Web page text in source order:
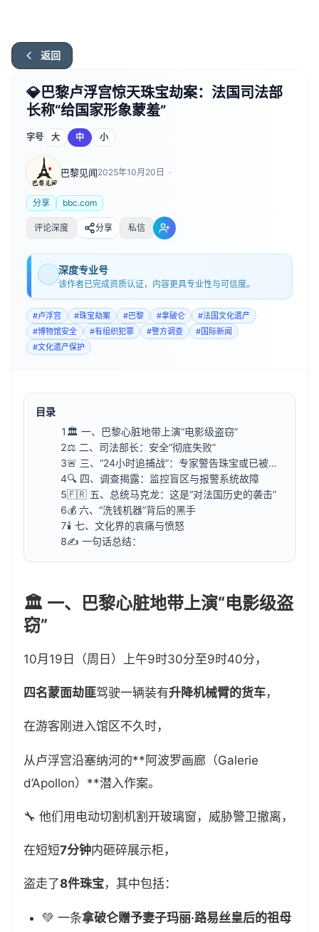
返回
💎巴黎卢浮宫惊天珠宝劫案：法国司法部
长称“给国家形象蒙羞”
字号 大 中 小
巴黎见闻2025年10月20日 ·
分享 bbc.com
评论深度 分享 私信
深度专业号
该作者已完成资质认证，内容更具专业性与可信度。
#卢浮宫 #珠宝劫案 #巴黎 #拿破仑 #法国文化遗产
#博物馆安全 #有组织犯罪 #警方调查 #国际新闻
#文化遗产保护
目录
1 🏛️ 一、巴黎心脏地带上演“电影级盗窃”
2⚖️ 二、司法部长：安全“彻底失败”
3🚨 三、“24小时追捕战”：专家警告珠宝或已被拆
散
4🔍 四、调查揭露：监控盲区与报警系统故障
5🇫🇷 五、总统马克龙：这是“对法国历史的袭击”
6💰 六、“洗钱机器”背后的黑手
7🕯️ 七、文化界的哀痛与愤怒
8✍️ 一句话总结：
🏛️ 一、巴黎心脏地带上演“电影级盗
窃”
10月19日（周日）上午9时30分至9时40分，
四名蒙面劫匪驾驶一辆装有升降机械臂的货车，
在游客刚进入馆区不久时，
从卢浮宫沿塞纳河的**阿波罗画廊（Galerie
d’Apollon）**潜入作案。
🔧 他们用电动切割机割开玻璃窗，威胁警卫撤离，
在短短7分钟内砸碎展示柜，
盗走了8件珠宝，其中包括：
💚 一条拿破仑赠予妻子玛丽·路易丝皇后的祖母